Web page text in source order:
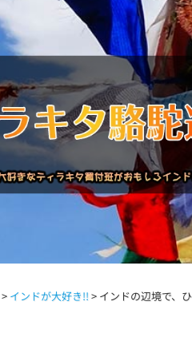
> インドが大好き!! > インドの辺境で、